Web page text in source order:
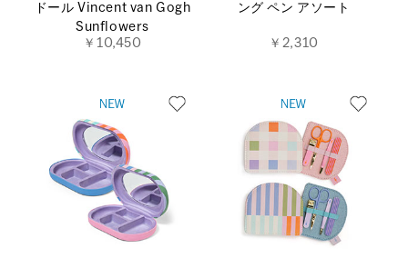
ドール Vincent van Gogh
Sunflowers
￥10,450
ング ペン アソート
￥2,310